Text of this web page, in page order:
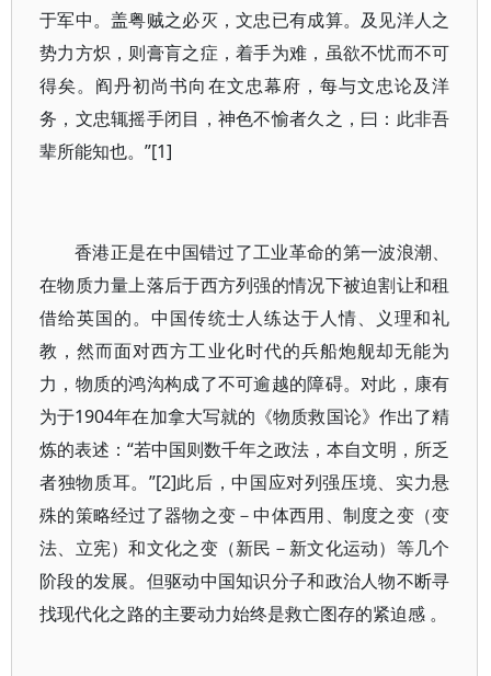
于军中。盖粤贼之必灭，文忠已有成算。及见洋人之
势力方炽，则膏肓之症，着手为难，虽欲不忧而不可
得矣。阎丹初尚书向在文忠幕府，每与文忠论及洋
务，文忠辄摇手闭目，神色不愉者久之，曰：此非吾
辈所能知也。”[1]
香港正是在中国错过了工业革命的第一波浪潮、
在物质力量上落后于西方列强的情况下被迫割让和租
借给英国的。中国传统士人练达于人情、义理和礼
教，然而面对西方工业化时代的兵船炮舰却无能为
力，物质的鸿沟构成了不可逾越的障碍。对此，康有
为于1904年在加拿大写就的《物质救国论》作出了精
炼的表述：“若中国则数千年之政法，本自文明，所乏
者独物质耳。”[2]此后，中国应对列强压境、实力悬
殊的策略经过了器物之变－中体西用、制度之变（变
法、立宪）和文化之变（新民－新文化运动）等几个
阶段的发展。但驱动中国知识分子和政治人物不断寻
找现代化之路的主要动力始终是救亡图存的紧迫感 。